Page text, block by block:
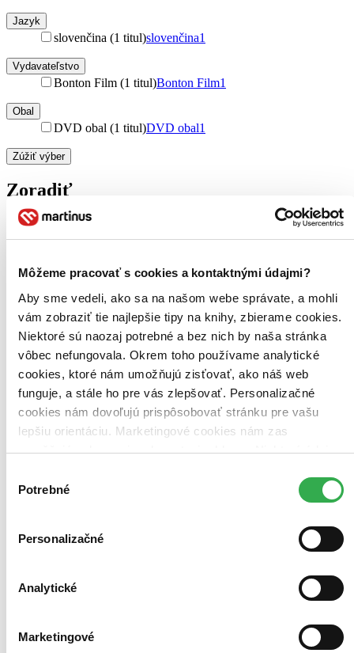
Môžeme pracovať s cookies a kontaktnými údajmi?
Aby sme vedeli, ako sa na našom webe správate, a mohli
vám zobraziť tie najlepšie tipy na knihy, zbierame cookies.
Niektoré sú naozaj potrebné a bez nich by naša stránka
vôbec nefungovala. Okrem toho používame analytické
cookies, ktoré nám umožňujú zisťovať, ako náš web
funguje, a stále ho pre vás zlepšovať. Personalizačné
cookies nám dovoľujú prispôsobovať stránku pre vašu
lepšiu orientáciu. Marketingové cookies nám zas
umožňujú zobrazenie relevantnej reklamy. Niektoré údaje
keby sme mohli používať všetky tieto cookies. Ďakujeme!
súhlasu
Potrebné
Personalizačné
Analytické
Marketingové
Jazyk
slovenčina (1 titul)slovenčina1
Vydavateľstvo
Bonton Film (1 titul)Bonton Film1
Obal
DVD obal (1 titul)DVD obal1
Zúžiť výber
Zoradiť
Bestsellery
Top hodnotené
Novinky
Najlacnejšie
Najvyššia zľava